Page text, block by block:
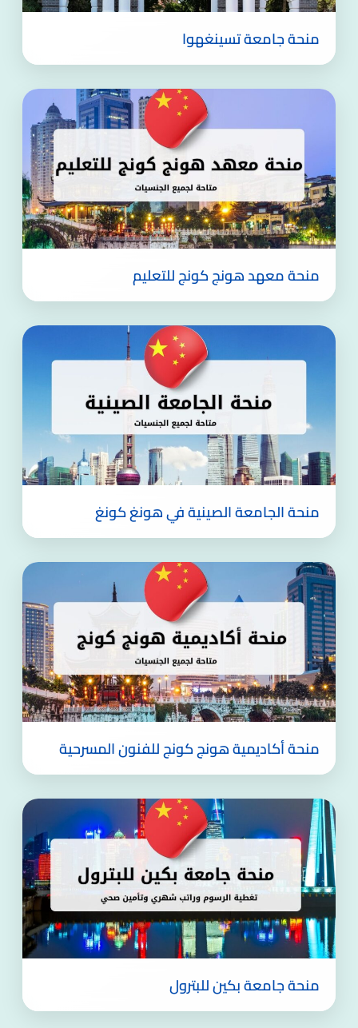
منحة جامعة تسينغهوا
منحة معهد هونج كونج للتعليم
منحة الجامعة الصينية في هونغ كونغ
منحة أكاديمية هونج كونج للفنون المسرحية
منحة جامعة بكين للبترول